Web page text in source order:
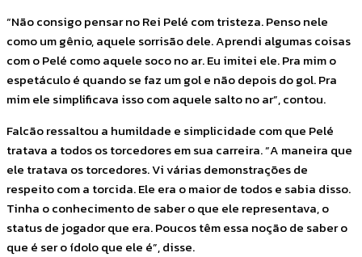
“Não consigo pensar no Rei Pelé com tristeza. Penso nele
como um gênio, aquele sorrisão dele. Aprendi algumas coisas
com o Pelé como aquele soco no ar. Eu imitei ele. Pra mim o
espetáculo é quando se faz um gol e não depois do gol. Pra
mim ele simplificava isso com aquele salto no ar”, contou.
Falcão ressaltou a humildade e simplicidade com que Pelé
tratava a todos os torcedores em sua carreira. “A maneira que
ele tratava os torcedores. Vi várias demonstrações de
respeito com a torcida. Ele era o maior de todos e sabia disso.
Tinha o conhecimento de saber o que ele representava, o
status de jogador que era. Poucos têm essa noção de saber o
que é ser o ídolo que ele é”, disse.